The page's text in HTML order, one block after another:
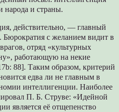
народа и страны.
действительно, — главный
Бюрократия с желанием видит в
отряд «культурных
работающую на некие
88]. Таким образом, критерий
едва ли не главным в
интеллигенции. Наиболее
П. Б. Струве: «Идейной
является её отщепенство